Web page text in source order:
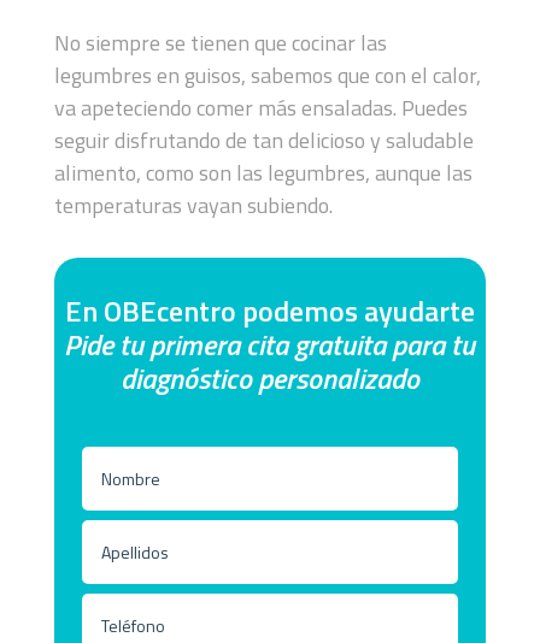
No siempre se tienen que cocinar las
legumbres en guisos, sabemos que con el calor,
va apeteciendo comer más ensaladas. Puedes
seguir disfrutando de tan delicioso y saludable
alimento, como son las legumbres, aunque las
temperaturas vayan subiendo.
En OBEcentro podemos ayudarte
Pide tu primera cita gratuita para tu
diagnóstico personalizado